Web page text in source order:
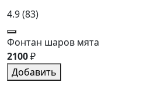
4.9(83)
Фонтан шаров мята
2100₽
Добавить